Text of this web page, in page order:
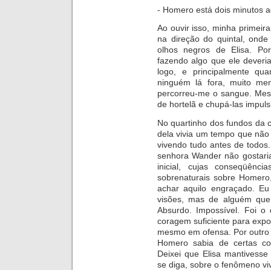
- Homero está dois minutos
Ao ouvir isso, minha
na direção do quintal,
olhos negros de Elisa.
fazendo algo que ele
logo, e principalmente qu
ninguém lá fora, muito
percorreu-me o sangue.
de hortelã e chupá-las
No quartinho dos fundos da
dela vivia um tempo que
vivendo tudo antes de
senhora Wander não
inicial, cujas
sobrenaturais sobre
achar aquilo engraçado.
visões, mas de alguém
Absurdo. Impossível. Foi
coragem suficiente para
mesmo em ofensa. Por
Homero sabia de certas
Deixei que Elisa
se diga, sobre o fenômeno